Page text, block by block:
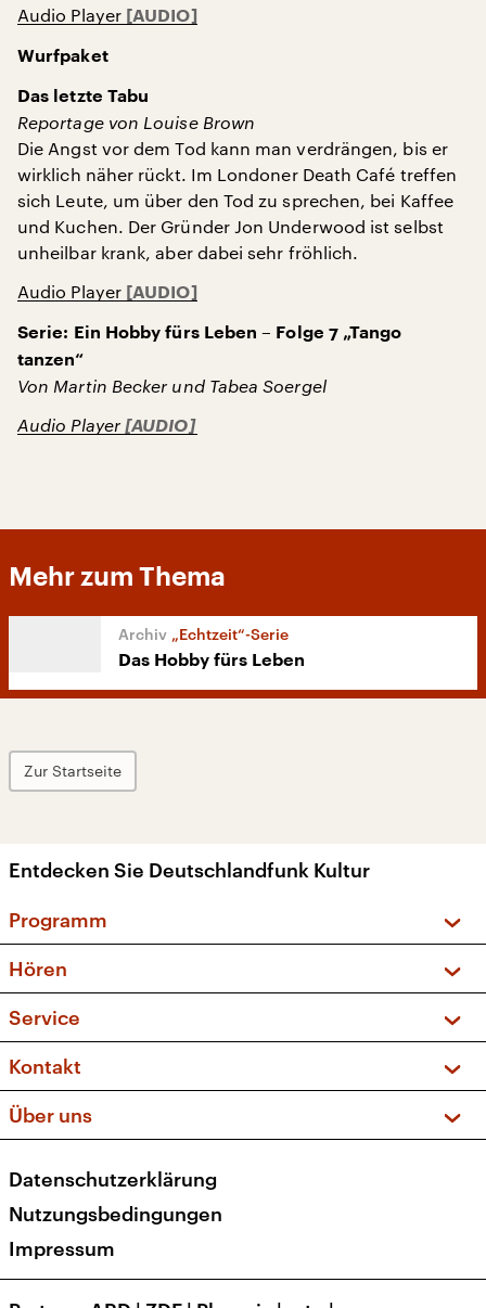
Audio Player
Wurfpaket
Das letzte Tabu
Reportage von Louise Brown
Die Angst vor dem Tod kann man verdrängen, bis er
wirklich näher rückt. Im Londoner Death Café treffen
sich Leute, um über den Tod zu sprechen, bei Kaffee
und Kuchen. Der Gründer Jon Underwood ist selbst
unheilbar krank, aber dabei sehr fröhlich.
Audio Player
Serie: Ein Hobby fürs Leben – Folge 7 „Tango
tanzen“
Von Martin Becker und Tabea Soergel
Audio Player
Mehr zum Thema
„Echtzeit“-Serie
Das Hobby fürs Leben
Zur Startseite
Entdecken Sie Deutschlandfunk Kultur
Programm
Sendungen und Podcasts
Musikliste
Kakadu – Das Kinderprogramm
Hören
Frequenzen (UKW + DAB+)
Service
FAQ
Apps
Newsletter
Veranstaltungen
Kontakt
Social Media
Über uns
Presse
Karriere
Transparenz
Datenschutzerklärung
Nutzungsbedingungen
Impressum